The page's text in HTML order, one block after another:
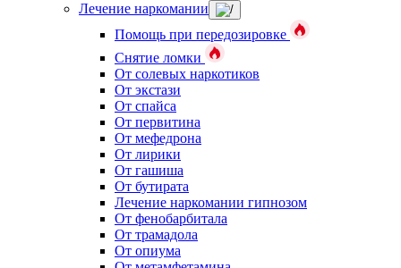
Лечение наркомании
Помощь при передозировке
Снятие ломки
От солевых наркотиков
От экстази
От спайса
От первитина
От мефедрона
От лирики
От гашиша
От бутирата
Лечение наркомании гипнозом
От фенобарбитала
От трамадола
От опиума